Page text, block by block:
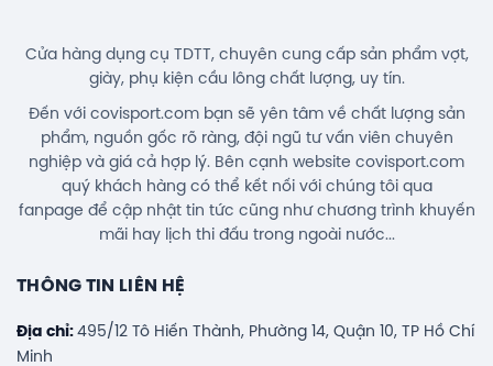
Cửa hàng dụng cụ TDTT, chuyên cung cấp sản phẩm vợt,
giày, phụ kiện cầu lông chất lượng, uy tín.
Đến với covisport.com bạn sẽ yên tâm về chất lượng sản
phẩm, nguồn gốc rõ ràng, đội ngũ tư vấn viên chuyên
nghiệp và giá cả hợp lý. Bên cạnh website covisport.com
quý khách hàng có thể kết nối với chúng tôi qua
fanpage để cập nhật tin tức cũng như chương trình khuyến
mãi hay lịch thi đấu trong ngoài nước...
THÔNG TIN LIÊN HỆ
Địa chỉ: 495/12 Tô Hiến Thành, Phường 14, Quận 10, TP Hồ Chí
Minh